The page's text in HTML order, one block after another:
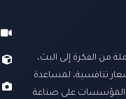
من الفكرة إلى البث،
تنافسية، لمساعدة
والمؤسسات على صناعة